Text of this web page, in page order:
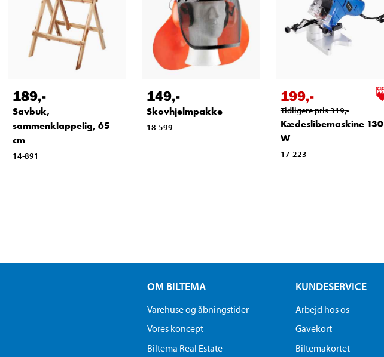
189,-
Savbuk,
sammenklappelig, 65
cm
14-891
149,-
Skovhjelmpakke
18-599
199,-
Tidligere pris319,-
Kædeslibemaskine 130
W
17-223
OM BILTEMA
Varehuse og åbningstider
Vores koncept
Biltema Real Estate
KUNDESERVICE
Arbejd hos os
Gavekort
Biltemakortet